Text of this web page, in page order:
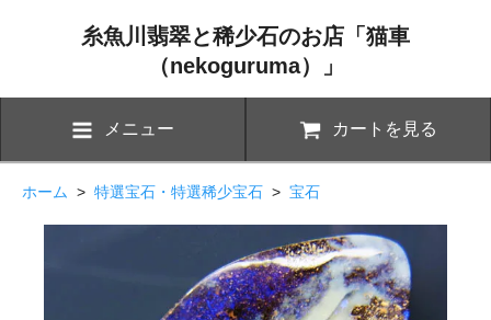
糸魚川翡翠と稀少石のお店「猫車
（nekoguruma）」
メニュー カートを見る
ホーム > 特選宝石・特選稀少宝石 > 宝石